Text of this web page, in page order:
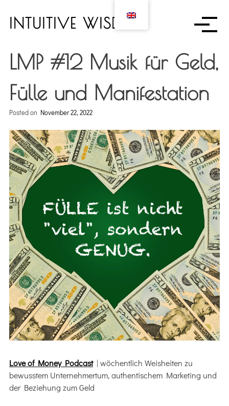
INTUITIVE WISDOM
LMP #12 Musik für Geld,
Fülle und Manifestation
Posted on November 22, 2022
Love of Money Podcast| wöchentlich Weisheiten zu
bewusstem Unternehmertum, authentischem Marketing und
der Beziehung zum Geld